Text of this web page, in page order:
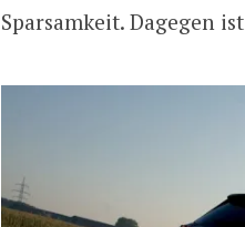
Sparsamkeit. Dagegen